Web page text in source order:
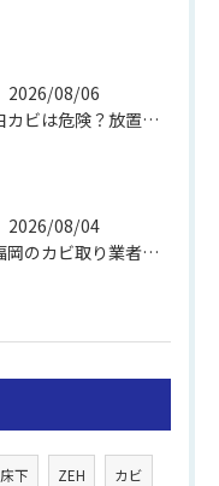
2026/08/06
白カビは危険？放置のリスクと取り方
2026/08/04
福岡のカビ取り業者おすすめの選び方と費用
床下 ZEH カビ